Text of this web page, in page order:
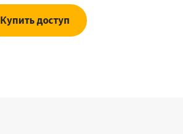
Купить доступ